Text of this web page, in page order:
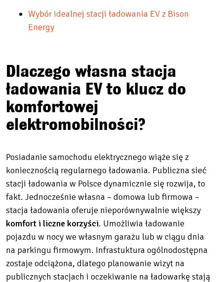
Wybór idealnej stacji ładowania EV z Bison
Energy
Dlaczego własna stacja
ładowania EV to klucz do
komfortowej
elektromobilności?
Posiadanie samochodu elektrycznego wiąże się z
koniecznością regularnego ładowania. Publiczna sieć
stacji ładowania w Polsce dynamicznie się rozwija, to
fakt. Jednocześnie własna – domowa lub firmowa –
stacja ładowania oferuje nieporównywalnie większy
komfort i liczne korzyści. Umożliwia ładowanie
pojazdu w nocy we własnym garażu lub w ciągu dnia
na parkingu firmowym. Infrastuktura ogólnodostępna
zostaje odciążona, dlatego planowanie wizyt na
publicznych stacjach i oczekiwanie na ładowarkę stają